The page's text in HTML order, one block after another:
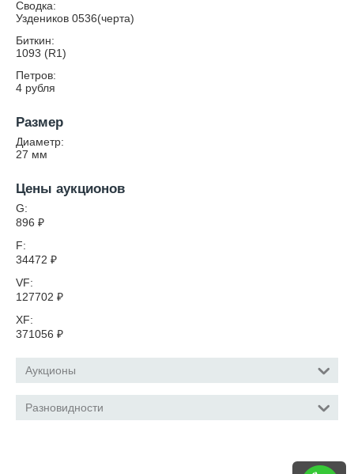
Сводка:
Уздеников 0536(черта)
Биткин:
1093 (R1)
Петров:
4 рубля
Размер
Диаметр:
27 мм
Цены аукционов
G:
896 ₽
F:
34472 ₽
VF:
127702 ₽
XF:
371056 ₽
Аукционы
Разновидности